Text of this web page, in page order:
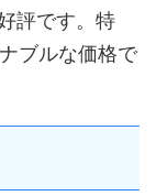
評です。特
ブルな価格で